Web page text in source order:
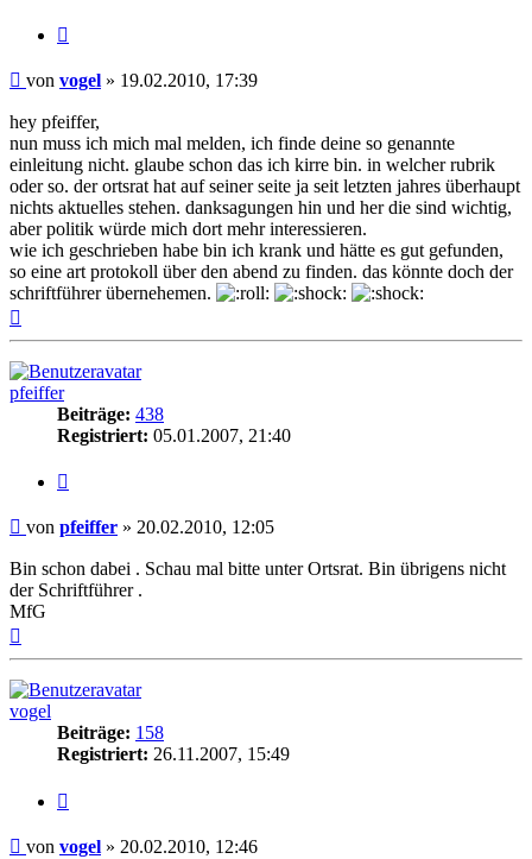
Beitrag
von vogel » 19.02.2010, 17:39
hey pfeiffer,
nun muss ich mich mal melden, ich finde deine so genannte
einleitung nicht. glaube schon das ich kirre bin. in welcher rubrik
oder so. der ortsrat hat auf seiner seite ja seit letzten jahres überhaupt
nichts aktuelles stehen. danksagungen hin und her die sind wichtig,
aber politik würde mich dort mehr interessieren.
wie ich geschrieben habe bin ich krank und hätte es gut gefunden,
so eine art protokoll über den abend zu finden. das könnte doch der
schriftführer übernehemen.
pfeiffer
Beiträge: 438
Registriert: 05.01.2007, 21:40
Beitrag
von pfeiffer » 20.02.2010, 12:05
Bin schon dabei . Schau mal bitte unter Ortsrat. Bin übrigens nicht
der Schriftführer .
MfG
oben
vogel
Beiträge: 158
Registriert: 26.11.2007, 15:49
Beitrag
von vogel » 20.02.2010, 12:46